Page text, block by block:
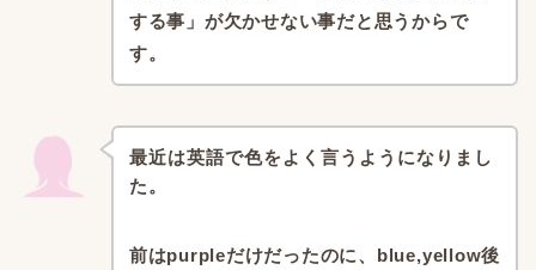
する事」 が欠かせない事だと思うからで
す。
最近は英語で色をよく言うようになりまし
た。
前はpurpleだけだったのに、blue,yellow後